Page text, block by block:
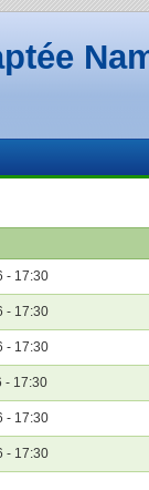
- 17:30
- 17:30
- 17:30
- 17:30
- 17:30
- 17:30